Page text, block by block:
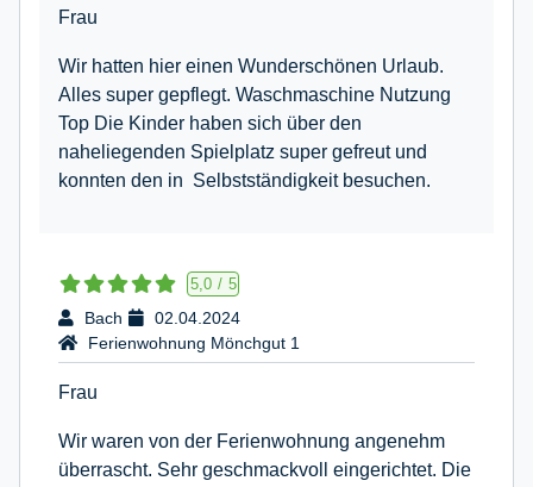
Frau
Wir hatten hier einen Wunderschönen Urlaub.
Alles super gepflegt. Waschmaschine Nutzung
Top Die Kinder haben sich über den
naheliegenden Spielplatz super gefreut und
konnten den in Selbstständigkeit besuchen.
5,0 / 5
Bach
02.04.2024
Ferienwohnung Mönchgut 1
Frau
Wir waren von der Ferienwohnung angenehm
überrascht. Sehr geschmackvoll eingerichtet. Die